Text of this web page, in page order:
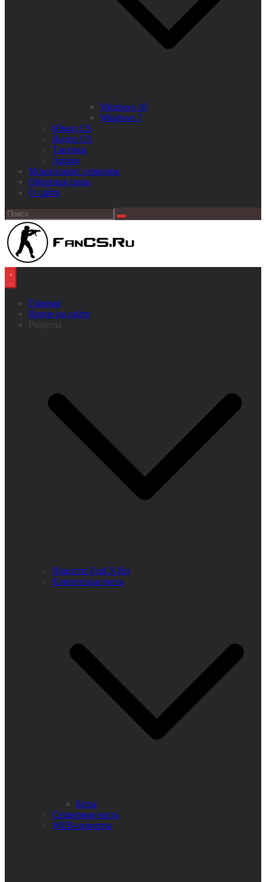
Windows 10
Windows 7
Юмор CS
Видео CS
Тактики
Архив
Мониторинг серверов
Обратная связь
О сайте
Главная
Новое на сайте
Разделы
Новости FanCS.Ru
Клиентская часть
Боты
Серверная часть
WEB-скрипты